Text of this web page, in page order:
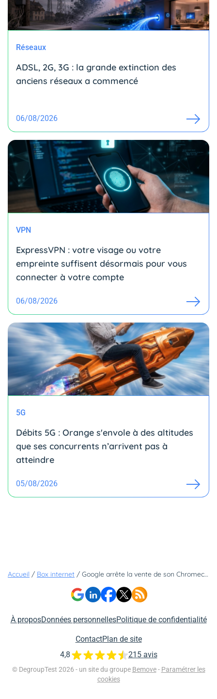
Réseaux
ADSL, 2G, 3G : la grande extinction des
anciens réseaux a commencé
06/08/2026
VPN
ExpressVPN : votre visage ou votre
empreinte suffisent désormais pour vous
connecter à votre compte
06/08/2026
5G
Débits 5G : Orange s'envole à des altitudes
que ses concurrents n’arrivent pas à
atteindre
05/08/2026
Accueil / Box internet / Google arrête la vente de son Chromecast : voici une alternative économique que peu d'internautes connaissent
À proposDonnées personnellesPolitique de confidentialité
ContactPlan de site
© DegroupTest 2026 - un site du groupe Bemove - Paramétrer les
cookies
4,8 215 avis